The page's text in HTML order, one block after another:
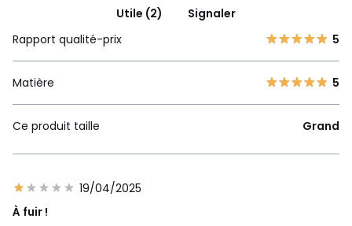
Utile (2)
Signaler
Rapport qualité-prix
5
Matière 5
Ce produit taille Grand
19/04/2025
À fuir !